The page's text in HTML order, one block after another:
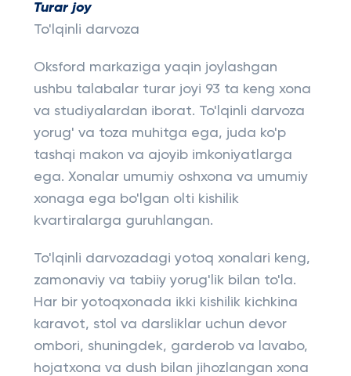
Turar joy
To'lqinli darvoza
Oksford markaziga yaqin joylashgan
ushbu talabalar turar joyi 93 ta keng xona
va studiyalardan iborat. To'lqinli darvoza
yorug' va toza muhitga ega, juda ko'p
tashqi makon va ajoyib imkoniyatlarga
ega. Xonalar umumiy oshxona va umumiy
xonaga ega bo'lgan olti kishilik
kvartiralarga guruhlangan.
To'lqinli darvozadagi yotoq xonalari keng,
zamonaviy va tabiiy yorug'lik bilan to'la.
Har bir yotoqxonada ikki kishilik kichkina
karavot, stol va darsliklar uchun devor
ombori, shuningdek, garderob va lavabo,
hojatxona va dush bilan jihozlangan xona